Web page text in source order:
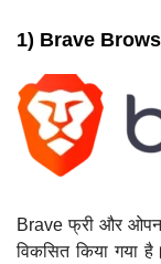
1) Brave
Brave फ्री और ओपन
विकसित किया गया